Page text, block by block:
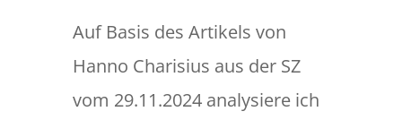
Auf Basis des Artikels von
Hanno Charisius aus der SZ
vom 29.11.2024 analysiere ich